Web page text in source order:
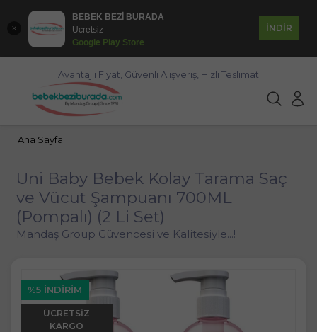
BEBEK BEZİ BURADA
Ücretsiz
Google Play Store
İNDİR
Avantajlı Fiyat, Güvenli Alışveriş, Hızlı Teslimat
Ana Sayfa
Uni Baby Bebek Kolay Tarama Saç
ve Vücut Şampuanı 700ML
(Pompalı) (2 Li Set)
Mandaş Group Güvencesi ve Kalitesiyle...!
%5 İNDIRIM
ÜCRETSIZ
KARGO